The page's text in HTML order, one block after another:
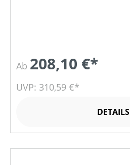
Ab 208,10 €*
UVP: 310,59 €*
DETAILS